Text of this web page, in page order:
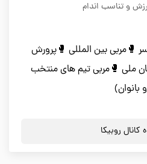
و تناسب اندام
🥊مربی بین المللی 🥊پرورش
ملی 🥊مربی تیم های منتخب
روبیکا